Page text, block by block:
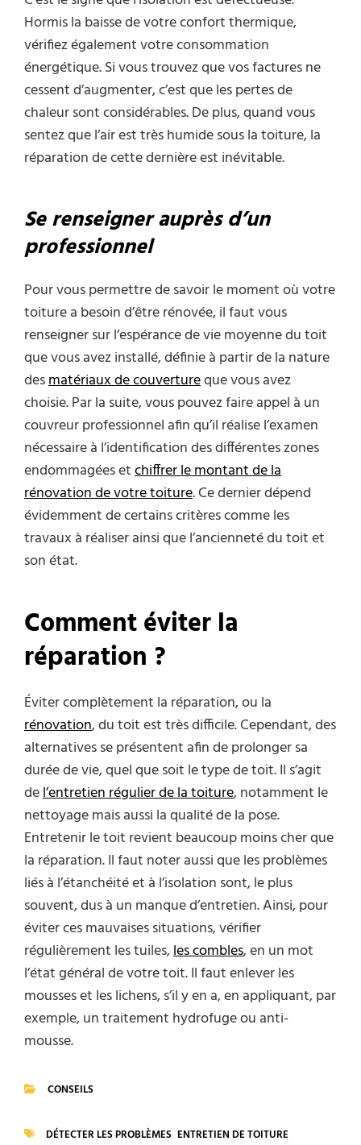
Hormis la baisse de votre confort thermique,
vérifiez également votre consommation
énergétique. Si vous trouvez que vos factures ne
cessent d’augmenter, c’est que les pertes de
chaleur sont considérables. De plus, quand vous
sentez que l’air est très humide sous la toiture, la
réparation de cette dernière est inévitable.
Se renseigner auprès d’un
professionnel
Pour vous permettre de savoir le moment où votre
toiture a besoin d’être rénovée, il faut vous
renseigner sur l’espérance de vie moyenne du toit
que vous avez installé, définie à partir de la nature
desmatériaux de couvertureque vous avez
choisie. Par la suite, vous pouvez faire appel à un
couvreur professionnel afin qu’il réalise l’examen
nécessaire à l’identification des différentes zones
endommagées etchiffrer le montant de la
rénovation de votre toiture. Ce dernier dépend
évidemment de certains critères comme les
travaux à réaliser ainsi que l’ancienneté du toit et
son état.
Comment éviter la
réparation ?
Éviter complètement la réparation, ou la
rénovation, du toit est très difficile. Cependant, des
alternatives se présentent afin de prolonger sa
durée de vie, quel que soit le type de toit. Il s’agit
del’entretien régulier de la toiture, notamment le
nettoyage mais aussi la qualité de la pose.
Entretenir le toit revient beaucoup moins cher que
la réparation. Il faut noter aussi que les problèmes
liés à l’étanchéité et à l’isolation sont, le plus
souvent, dus à un manque d’entretien. Ainsi, pour
éviter ces mauvaises situations, vérifier
régulièrement les tuiles,les combles, en un mot
l’état général de votre toit. Il faut enlever les
mousses et les lichens, s’il y en a, en appliquant, par
exemple, un traitement hydrofuge ou anti-
mousse.
CONSEILS
DÉTECTER LES PROBLÈMES ENTRETIEN DE TOITURE